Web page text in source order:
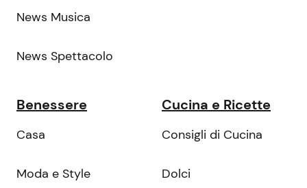
News Musica
News Spettacolo
Benessere
Casa
Moda e Style
Cucina e Ricette
Consigli di Cucina
Dolci